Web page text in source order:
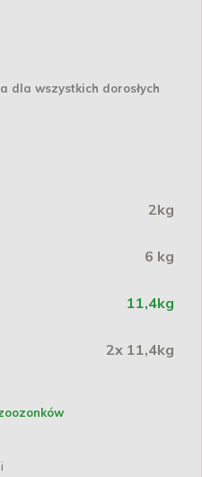
dla wszystkich dorosłych
2kg
6 kg
11,4kg
2x 11,4kg